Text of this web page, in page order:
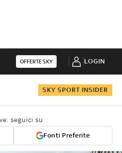
OFFERTE SKY LOGIN
SKY SPORT INSIDER
seguici su
Fonti Preferite